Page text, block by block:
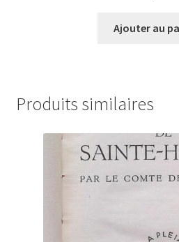
Ajouter au
Produits similaires